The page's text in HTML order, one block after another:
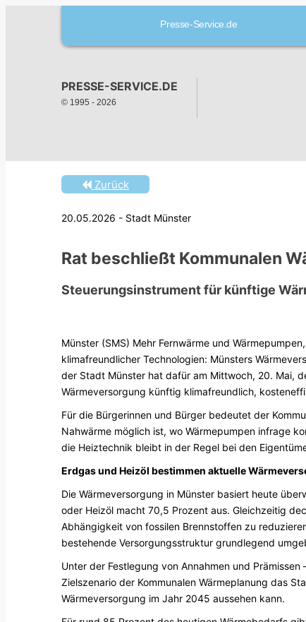
Presse-Service.de
PRESSE-SERVICE.DE
© 1995 - 2026
Zurück
20.05.2026 - Stadt Münster
Rat beschließt Kommunalen
Steuerungsinstrument für künftige
Münster (SMS) Mehr Fernwärme und
klimafreundlicher Technologien: Münsters
der Stadt Münster hat dafür am Mittwoch, 20. Mai,
Wärmeversorgung künftig klimafreundlich,
Für die Bürgerinnen und Bürger bedeutet der
Nahwärme möglich ist, wo Wärmepumpen infrage
die Heiztechnik bleibt in der Regel bei den
Erdgas und Heizöl bestimmen aktuelle
Die Wärmeversorgung in Münster basiert heute
oder Heizöl macht 70,5 Prozent aus. Gleichzeitig
Abhängigkeit von fossilen Brennstoffen zu
bestehende Versorgungsstruktur grundlegend
Unter der Festlegung von Annahmen und
Zielszenario der Kommunalen Wärmeplanung das
Wärmeversorgung im Jahr 2045 aussehen kann.